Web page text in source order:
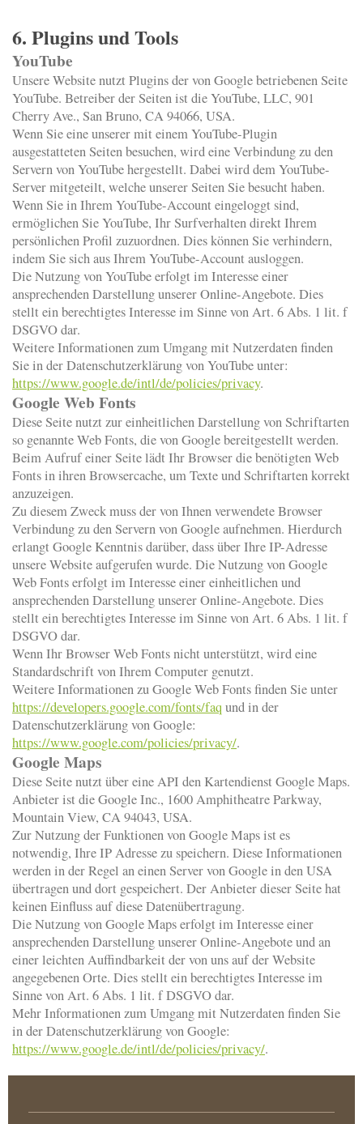
6. Plugins und Tools
YouTube
Unsere Website nutzt Plugins der von Google betriebenen Seite
YouTube. Betreiber der Seiten ist die YouTube, LLC, 901
Cherry Ave., San Bruno, CA 94066, USA.
Wenn Sie eine unserer mit einem YouTube-Plugin
ausgestatteten Seiten besuchen, wird eine Verbindung zu den
Servern von YouTube hergestellt. Dabei wird dem YouTube-
Server mitgeteilt, welche unserer Seiten Sie besucht haben.
Wenn Sie in Ihrem YouTube-Account eingeloggt sind,
ermöglichen Sie YouTube, Ihr Surfverhalten direkt Ihrem
persönlichen Profil zuzuordnen. Dies können Sie verhindern,
indem Sie sich aus Ihrem YouTube-Account ausloggen.
Die Nutzung von YouTube erfolgt im Interesse einer
ansprechenden Darstellung unserer Online-Angebote. Dies
stellt ein berechtigtes Interesse im Sinne von Art. 6 Abs. 1 lit. f
DSGVO dar.
Weitere Informationen zum Umgang mit Nutzerdaten finden
Sie in der Datenschutzerklärung von YouTube unter:
https://www.google.de/intl/de/policies/privacy.
Google Web Fonts
Diese Seite nutzt zur einheitlichen Darstellung von Schriftarten
so genannte Web Fonts, die von Google bereitgestellt werden.
Beim Aufruf einer Seite lädt Ihr Browser die benötigten Web
Fonts in ihren Browsercache, um Texte und Schriftarten korrekt
anzuzeigen.
Zu diesem Zweck muss der von Ihnen verwendete Browser
Verbindung zu den Servern von Google aufnehmen. Hierdurch
erlangt Google Kenntnis darüber, dass über Ihre IP-Adresse
unsere Website aufgerufen wurde. Die Nutzung von Google
Web Fonts erfolgt im Interesse einer einheitlichen und
ansprechenden Darstellung unserer Online-Angebote. Dies
stellt ein berechtigtes Interesse im Sinne von Art. 6 Abs. 1 lit. f
DSGVO dar.
Wenn Ihr Browser Web Fonts nicht unterstützt, wird eine
Standardschrift von Ihrem Computer genutzt.
Weitere Informationen zu Google Web Fonts finden Sie unter
https://developers.google.com/fonts/faq und in der
Datenschutzerklärung von Google:
https://www.google.com/policies/privacy/.
Google Maps
Diese Seite nutzt über eine API den Kartendienst Google Maps.
Anbieter ist die Google Inc., 1600 Amphitheatre Parkway,
Mountain View, CA 94043, USA.
Zur Nutzung der Funktionen von Google Maps ist es
notwendig, Ihre IP Adresse zu speichern. Diese Informationen
werden in der Regel an einen Server von Google in den USA
übertragen und dort gespeichert. Der Anbieter dieser Seite hat
keinen Einfluss auf diese Datenübertragung.
Die Nutzung von Google Maps erfolgt im Interesse einer
ansprechenden Darstellung unserer Online-Angebote und an
einer leichten Auffindbarkeit der von uns auf der Website
angegebenen Orte. Dies stellt ein berechtigtes Interesse im
Sinne von Art. 6 Abs. 1 lit. f DSGVO dar.
Mehr Informationen zum Umgang mit Nutzerdaten finden Sie
in der Datenschutzerklärung von Google:
https://www.google.de/intl/de/policies/privacy/.